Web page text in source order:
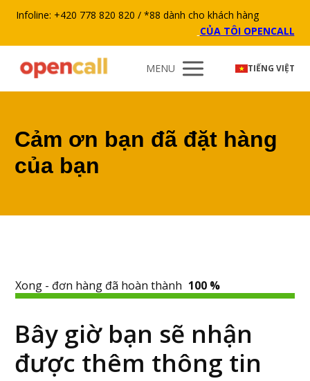
Infoline: +420 778 820 820 / *88 dành cho khách hàng
CỦA TÔI OPENCALL
MENU TIẾNG VIỆT
Cảm ơn bạn đã đặt hàng
của bạn
Xong - đơn hàng đã hoàn thành 100 %
Bây giờ bạn sẽ nhận
được thêm thông tin